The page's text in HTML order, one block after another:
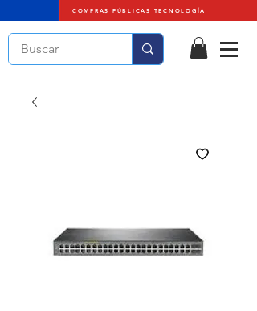
COMPRAS PÚBLICAS TECNOLOGÍA